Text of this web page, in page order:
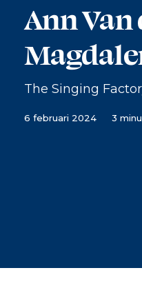
Ann
The Singing
6 februari 2024 3